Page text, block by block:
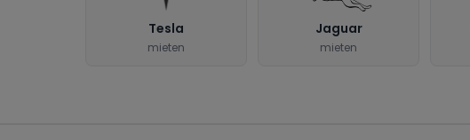
Tesla
mieten
Jaguar
mieten